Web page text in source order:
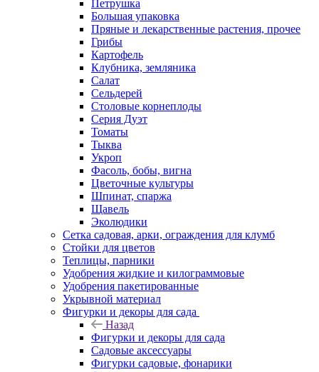
Петрушка
Большая упаковка
Пряные и лекарственные растения, прочее
Грибы
Картофель
Клубника, земляника
Салат
Сельдерей
Столовые корнеплоды
Серия Дуэт
Томаты
Тыква
Укроп
Фасоль, бобы, вигна
Цветочные культуры
Шпинат, спаржа
Щавель
Эколюдики
Сетка садовая, арки, ограждения для клумб
Стойки для цветов
Теплицы, парники
Удобрения жидкие и килограммовые
Удобрения пакетированные
Укрывной материал
Фигурки и декоры для сада
Назад
Фигурки и декоры для сада
Садовые аксессуары
Фигурки садовые, фонарики